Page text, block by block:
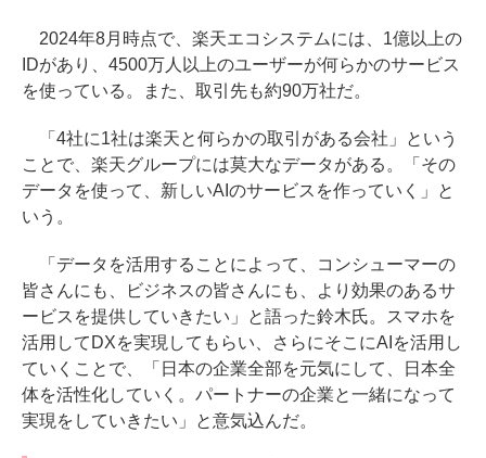
2024年8月時点で、楽天エコシステムには、1億以上の
IDがあり、4500万人以上のユーザーが何らかのサービス
を使っている。また、取引先も約90万社だ。
「4社に1社は楽天と何らかの取引がある会社」という
ことで、楽天グループには莫大なデータがある。「その
データを使って、新しいAIのサービスを作っていく」と
いう。
「データを活用することによって、コンシューマーの
皆さんにも、ビジネスの皆さんにも、より効果のあるサ
ービスを提供していきたい」と語った鈴木氏。スマホを
活用してDXを実現してもらい、さらにそこにAIを活用し
ていくことで、「日本の企業全部を元気にして、日本全
体を活性化していく。パートナーの企業と一緒になって
実現をしていきたい」と意気込んだ。